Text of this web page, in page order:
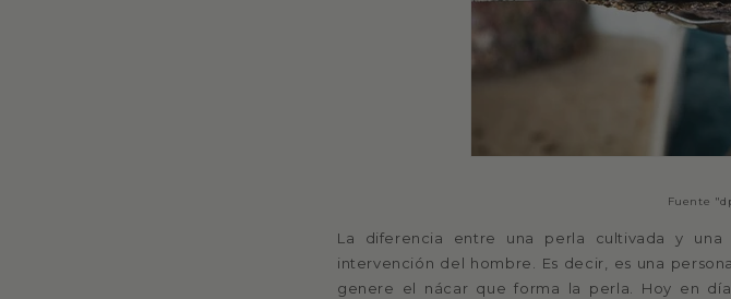
Fuente
La diferencia entre una perla cultivada y
intervención del hombre. Es decir, es una
genere el nácar que forma la perla. Hoy en